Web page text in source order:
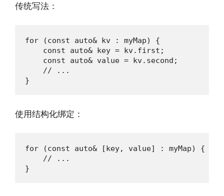
传统写法：
for (const auto& kv : myMap) {
    const auto& key = kv.first;
    const auto& value = kv.second;
    // ...
}
使用结构化绑定：
for (const auto& [key, value] : myMap) {
    // ...
}